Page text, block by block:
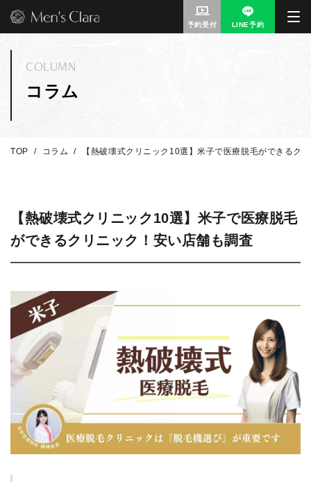
予約受付 LINE予約
コラム
COLUMN
TOP コラム 【熱破壊式クリニック10選】米子で医療脱毛ができるク
【熱破壊式クリニック10選】米子で医療脱毛
ができるクリニック！安い店舗も調査